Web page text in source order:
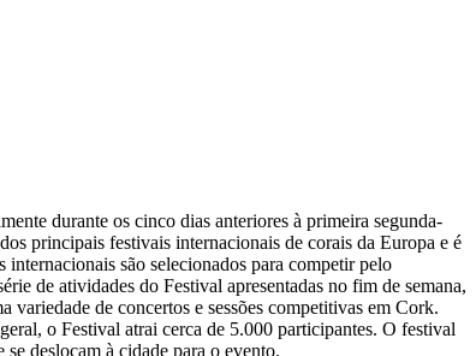
durante os cinco dias anteriores à primeira segunda-
principais festivais internacionais de corais da Europa e é
são selecionados para competir pelo
de atividades do Festival apresentadas no fim de semana,
variedade de concertos e sessões competitivas em Cork.
o Festival atrai cerca de 5.000 participantes. O festival
deslocam à cidade para o evento.